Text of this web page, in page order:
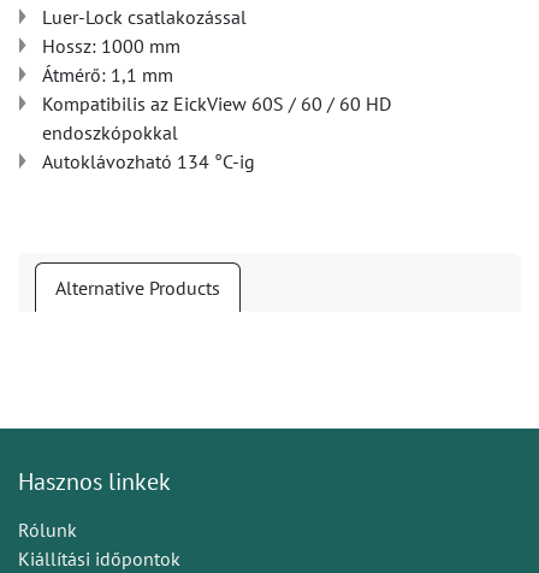
Luer-Lock csatlakozással
Hossz: 1000 mm
Átmérő: 1,1 mm
Kompatibilis az EickView 60S / 60 / 60 HD
endoszkópokkal
Autoklávozható 134 °C-ig
Alternative Products
Hasznos linkek
Rólunk
Kiállítási időpontok